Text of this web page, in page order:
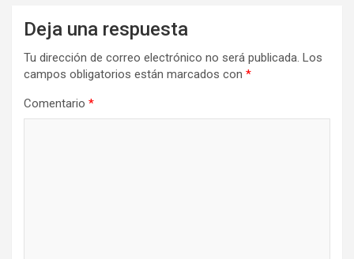
Deja una respuesta
Tu dirección de correo electrónico no será publicada. Los
campos obligatorios están marcados con *
Comentario *